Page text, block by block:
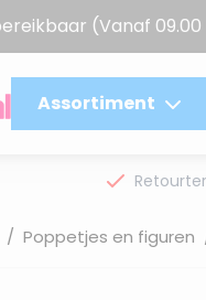
(Vanaf
Assortiment
/ Poppetjes en figuren